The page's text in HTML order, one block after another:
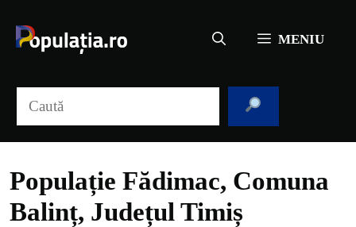
conținut
MENIU
Populație Fădimac, Comuna
Balinț, Județul Timiș